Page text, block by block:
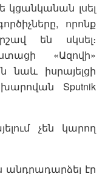
կցանկանան լսել
որոնք
են սկսել։
«Ազովի»
նաև իսրայելցի
Sputnik
չեն կարող
անդրադարձել էր